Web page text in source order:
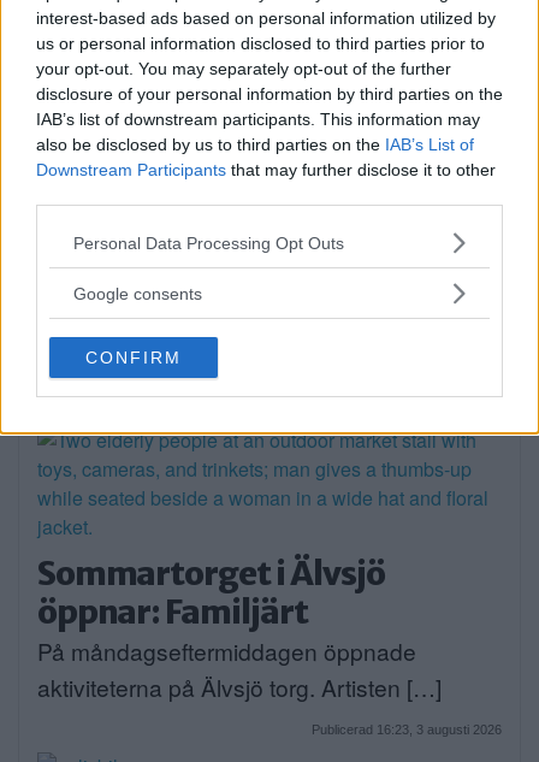
interest-based ads based on personal information utilized by
us or personal information disclosed to third parties prior to
your opt-out. You may separately opt-out of the further
disclosure of your personal information by third parties on the
IAB’s list of downstream participants. This information may
also be disclosed by us to third parties on the IAB’s List of
Downstream Participants that may further disclose it to other
Please note that this website/app uses one or more Google
not limited to your visit or usage behaviour. You may click to
use your data for below specified purposes in below Google
consent section.
Personal Data Processing Opt Outs
Google consents
CONFIRM
EXTERN PARTNER. Södra Stockholm är en
del av […]
Annons:
Sommartorget i Älvsjö
öppnar: Familjärt
På måndagseftermiddagen öppnade
aktiviteterna på Älvsjö torg. Artisten […]
Publicerad 16:23, 3 augusti 2026